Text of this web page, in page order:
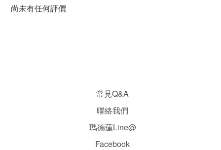
尚未有任何評價
常見Q&A
聯絡我們
瑪德蓮Line@
Facebook